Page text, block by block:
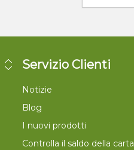
Servizio Clienti
Notizie
Blog
I nuovi prodotti
Controlla il saldo della carta